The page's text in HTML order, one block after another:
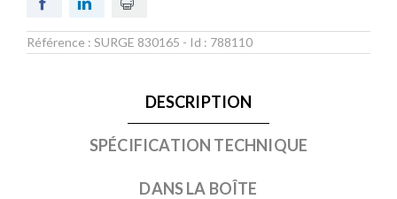
Référence : SURGE 830165 - Id : 788110
DESCRIPTION
SPÉCIFICATION TECHNIQUE
DANS LA BOÎTE